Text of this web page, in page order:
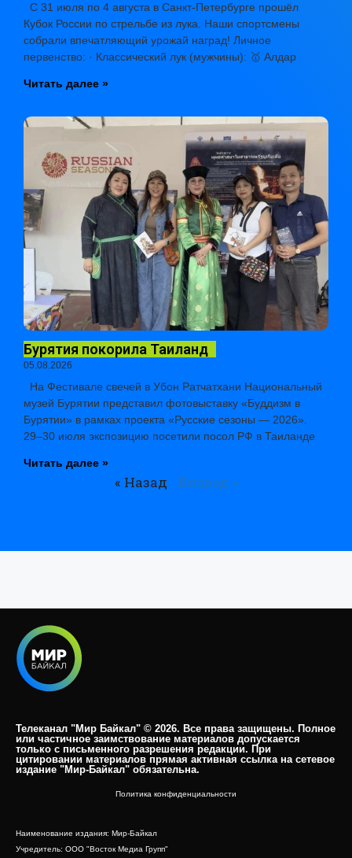
С 31 июля по 4 августа в Санкт-Петербурге прошёл
Кубок России по стрельбе из лука. Наши спортсмены
собрали впечатляющий урожай наград! Личное
первенство: · Классический лук (мужчины): 🥇 Алдар
Читать далее »
Бурятия покорила Таиланд
05.08.2026
На Фестивале свечей в Убон Ратчатхани Национальный
музей Бурятии представил фотовыставку «Буддизм в
Бурятии» в рамках проекта «Русские сезоны — 2026».
29–30 июля экспозицию посетили посол РФ в Таиланде
Читать далее »
« Назад Вперед »
Телеканал "Мир Байкал" © 2026. Все права защищены. Полное
или частичное заимствование материалов допускается
только с письменного разрешения редакции. При
цитировании материалов прямая активная ссылка на сетевое
издание "Мир-Байкал" обязательна.​
Политика конфиденциальности
Наименование издания: Мир-Байкал
Учредитель: ООО "Восток Медиа Групп"